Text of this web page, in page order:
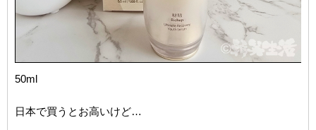
50ml
日本で買うとお高いけど…